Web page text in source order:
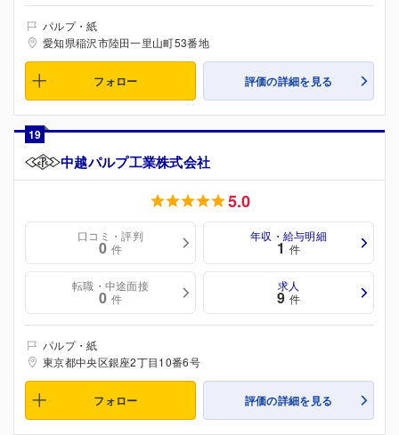
パルプ・紙
愛知県稲沢市陸田一里山町53番地
フォロー 評価の詳細を見る
19
中越パルプ工業株式会社
5.0
口コミ・評判
0 件
年収・給与明細
1 件
転職・中途面接
0 件
求人
9 件
パルプ・紙
東京都中央区銀座2丁目10番6号
フォロー 評価の詳細を見る